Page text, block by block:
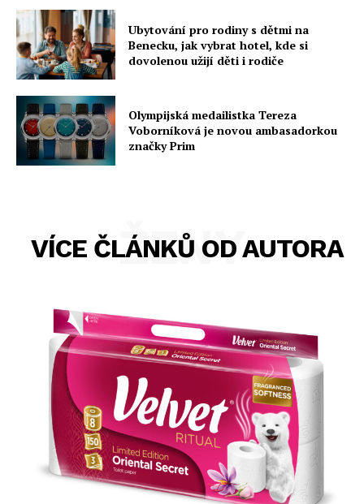
Ubytování pro rodiny s dětmi na
Benecku, jak vybrat hotel, kde si
dovolenou užijí děti i rodiče
Olympijská medailistka Tereza
Voborníková je novou ambasadorkou
značky Prim
VÍCE ČLÁNKŮ OD AUTORA
ŽENY